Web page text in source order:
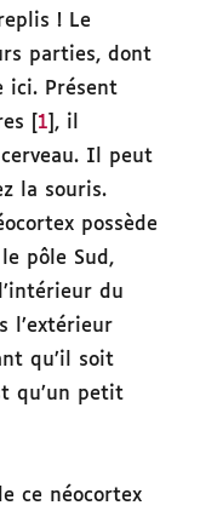
! Le
parties, dont
ici. Présent
[ 1 ], il
Il peut
la souris.
possède
pôle Sud,
du
l’extérieur
qu’il soit
qu’un petit
ce néocortex